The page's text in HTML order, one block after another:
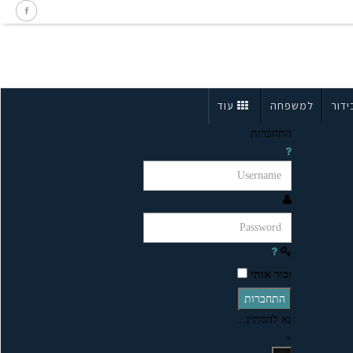
למשפחה עוד
התחברות
זכור אותי
התחברות
נא להמתין...
×